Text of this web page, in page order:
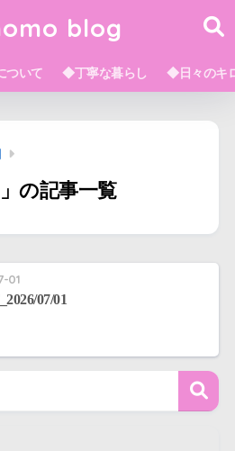
blog
ついて ◆丁寧な暮らし ◆日々のキ
」の記事一覧
01
07/01